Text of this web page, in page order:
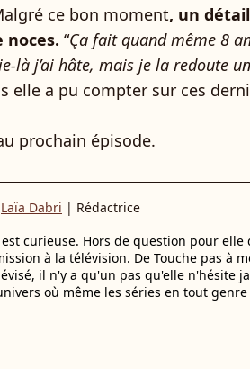
ce bon moment, un
noces. “Ça fait quand même 8
là j’ai hâte, mais je la redoute
elle a pu compter sur ces
prochain épisode.
Laïa Dabri | Rédactrice
curieuse. Hors de question pour
à la télévision. De Touche pas à
il n'y a qu'un pas qu'elle n'hésite
où même les séries en tout